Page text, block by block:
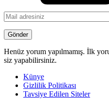
Henüz yorum yapılmamış. İlk
siz yapabilirsiniz.
Künye
Gizlilik Politikası
Tavsiye Edilen Siteler